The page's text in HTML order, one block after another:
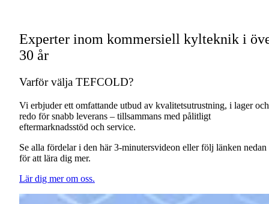
Experter inom kommersiell kylteknik i
30 år
Varför välja TEFCOLD?
Vi erbjuder ett omfattande utbud av kvalitetsutrustning, i lager och
redo för snabb leverans – tillsammans med pålitligt
eftermarknadsstöd och service.
Se alla fördelar i den här 3-minutersvideon eller följ länken nedan
för att lära dig mer.
Lär dig mer om oss.